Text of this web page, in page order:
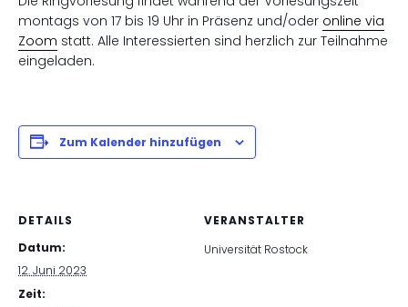
montags von 17 bis 19 Uhr in Präsenz und/oder online via
Zoom statt. Alle Interessierten sind herzlich zur Teilnahme
eingeladen.
Zum Kalender hinzufügen
DETAILS
Datum:
12. Juni 2023
Zeit:
VERANSTALTER
Universität Rostock